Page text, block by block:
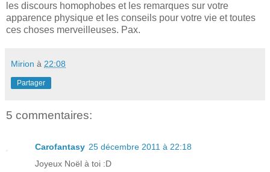
les discours homophobes et les remarques sur votre
apparence physique et les conseils pour votre vie et toutes
ces choses merveilleuses. Pax.
Mirion à 22:08
Partager
5 commentaires:
Carofantasy 25 décembre 2011 à 22:18
Joyeux Noël à toi :D